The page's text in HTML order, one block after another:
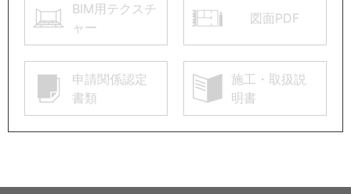
BIM用テクスチ
ャー
図面PDF
申請関係認定
書類
施工・取扱説
明書